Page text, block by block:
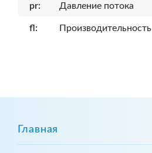
pr: Давление потока
fl: Производительность
Главная